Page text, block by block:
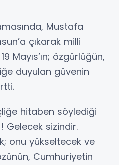
Mustafa
çıkarak milli
Mayıs’ın; özgürlüğün,
duyulan güvenin
hitaben söylediği
Gelecek sizindir.
onu yükseltecek ve
Cumhuriyetin